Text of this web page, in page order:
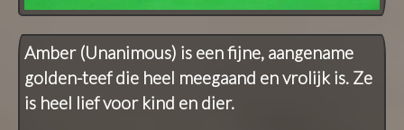
Amber (Unanimous) is een fijne, aangename
golden-teef die heel meegaand en vrolijk is. Ze
is heel lief voor kind en dier.